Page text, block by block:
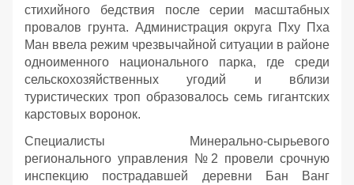
стихийного бедствия после серии масштабных
провалов грунта. Администрация округа Пху Пха
Ман ввела режим чрезвычайной ситуации в районе
одноименного национального парка, где среди
сельскохозяйственных угодий и вблизи
туристических троп образовалось семь гигантских
карстовых воронок.
Специалисты Минерально-сырьевого
регионального управления №2 провели срочную
инспекцию пострадавшей деревни Бан Ванг